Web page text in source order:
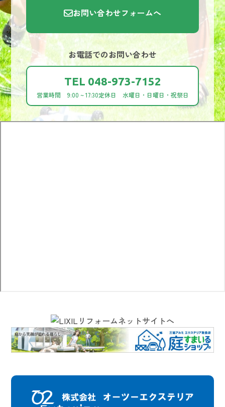
お問い合わせフォームへ
お電話でのお問い合わせ
TEL 048-973-7152
営業時間 9:00 ~ 17:30定休日 水曜日・日曜日・祝祭日